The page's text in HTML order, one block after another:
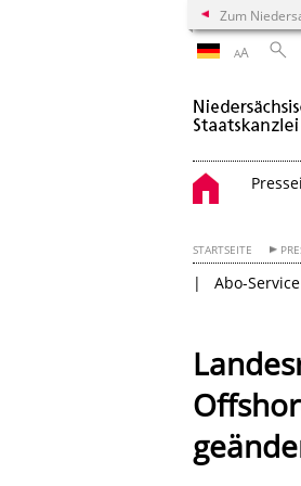
Zum
AA
STARTSEITE
Abo-Service